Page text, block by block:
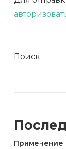
Поиск
Применение